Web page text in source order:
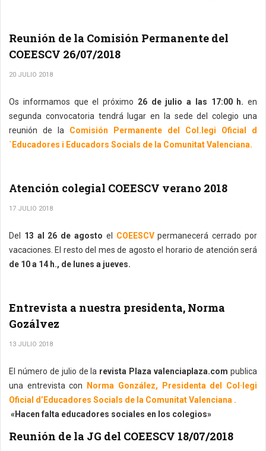
Reunión de la Comisión Permanente del
COEESCV 26/07/2018
20 JULIO 2018
Os informamos que el próximo 26 de julio a las 17:00 h. en
segunda convocatoria tendrá lugar en la sede del colegio una
reunión de la
Comisión Permanente del Col.legi Oficial d
´Educadores i Educadors Socials de la Comunitat Valenciana.
Atención colegial COEESCV verano 2018
17 JULIO 2018
Del 13 al 26 de agosto el COEESCVpermanecerá cerrado por
vacaciones. El resto del mes de agosto el horario de atención será
de 10 a 14 h., de lunes a jueves.
Entrevista a nuestra presidenta, Norma
Gozálvez
13 JULIO 2018
El número de julio de la revista Plaza valenciaplaza.com publica
una entrevista con
Norma González, Presidenta del Col·legi
Oficial d’Educadores Socials de la Comunitat Valenciana .
«Hacen falta educadores sociales en los colegios»
Reunión de la JG del COEESCV 18/07/2018